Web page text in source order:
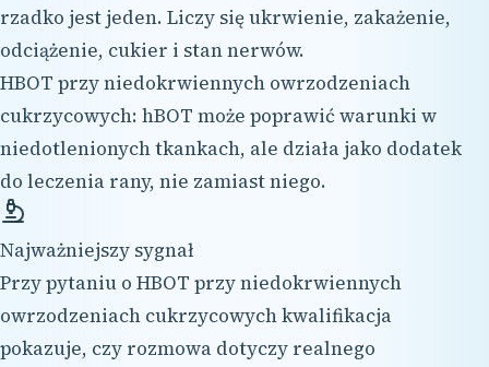
rzadko jest jeden. Liczy się ukrwienie, zakażenie,
odciążenie, cukier i stan nerwów.
HBOT przy niedokrwiennych owrzodzeniach
cukrzycowych: hBOT może poprawić warunki w
niedotlenionych tkankach, ale działa jako dodatek
do leczenia rany, nie zamiast niego.
Najważniejszy sygnał
Przy pytaniu o HBOT przy niedokrwiennych
owrzodzeniach cukrzycowych kwalifikacja
pokazuje, czy rozmowa dotyczy realnego